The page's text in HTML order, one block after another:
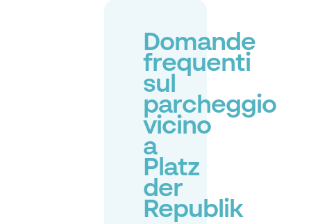
Domande
frequenti
sul
parcheggio
vicino
a
Platz
der
Republik